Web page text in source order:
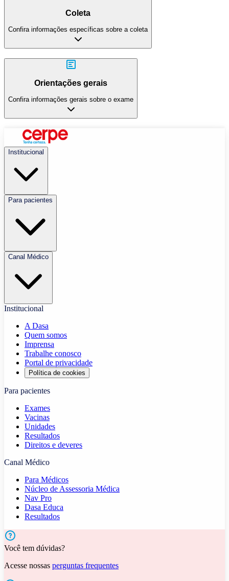
Coleta
Confira informações específicas sobre a coleta
Orientações gerais
Confira informações gerais sobre o exame
Institucional
Para pacientes
Canal Médico
Institucional
A Dasa
Quem somos
Imprensa
Trabalhe conosco
Portal de privacidade
Política de cookies
Para pacientes
Exames
Vacinas
Unidades
Resultados
Direitos e deveres
Canal Médico
Para Médicos
Núcleo de Assessoria Médica
Nav Pro
Dasa Educa
Resultados
Você tem dúvidas?
Acesse nossas perguntas frequentes